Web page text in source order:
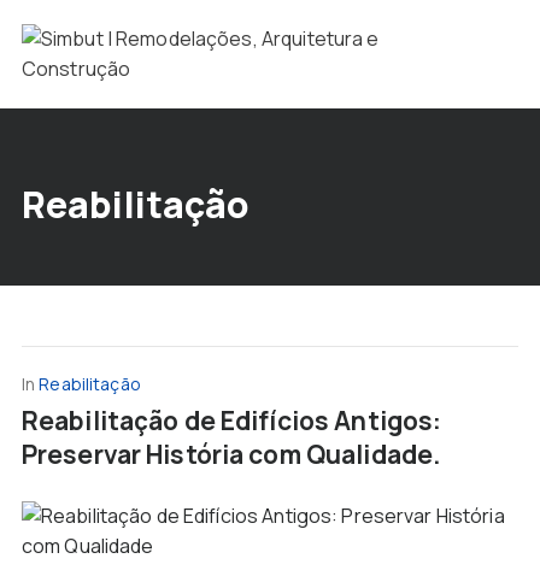
Reabilitação
In Reabilitação
Reabilitação de Edifícios Antigos:
Preservar História com Qualidade.